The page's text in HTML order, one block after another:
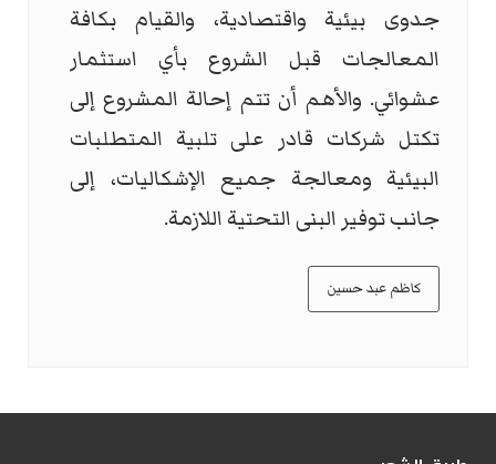
جدوى بيئية واقتصادية، والقيام بكافة
المعالجات قبل الشروع بأي استثمار
عشوائي. والأهم أن تتم إحالة المشروع إلى
تكتل شركات قادر على تلبية المتطلبات
البيئية ومعالجة جميع الإشكاليات، إلى
جانب توفير البنى التحتية اللازمة.
كاظم عبد حسين